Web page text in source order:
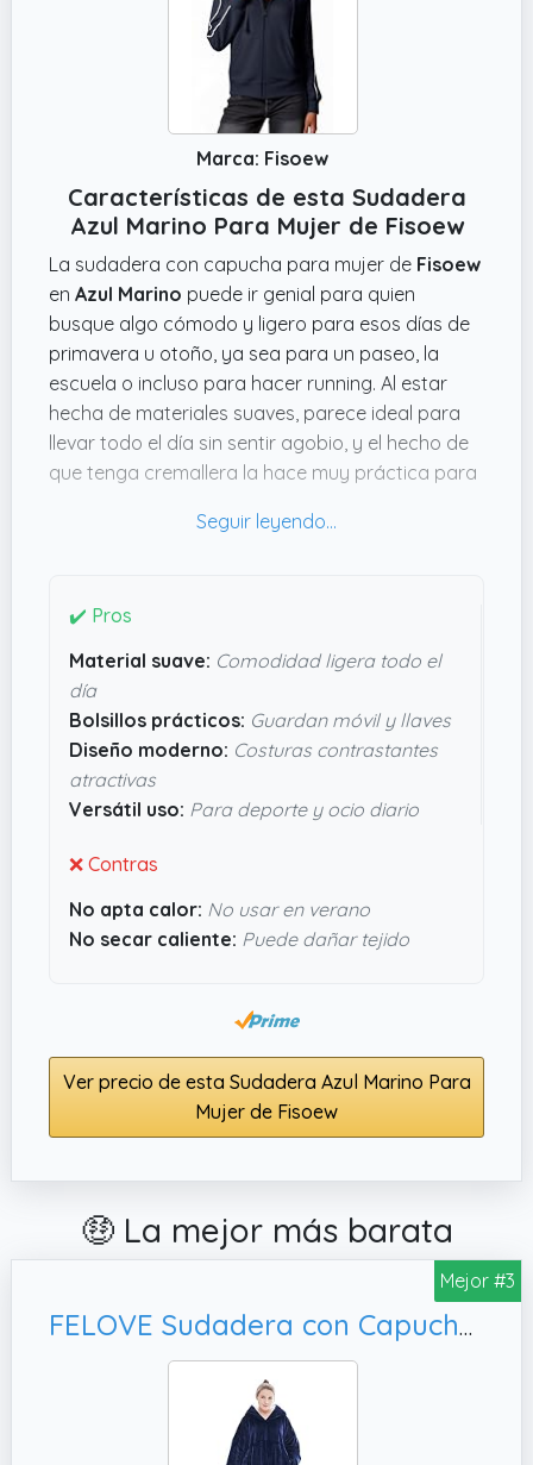
Marca: Fisoew
Características de esta Sudadera
Azul Marino Para Mujer de Fisoew
La sudadera con capucha para mujer de Fisoew
en Azul Marino puede ir genial para quien
busque algo cómodo y ligero para esos días de
primavera u otoño, ya sea para un paseo, la
escuela o incluso para hacer running. Al estar
hecha de materiales suaves, parece ideal para
llevar todo el día sin sentir agobio, y el hecho de
que tenga cremallera la hace muy práctica para
preocuparte, y el diseño con costuras
complicarse. Si buscas una sudadera que sirva
tanto para salir como para moverte con
comodidad, esta puede encajar muy bien. No es
para tirar cohetes, pero pinta útil y con un estilo
que no pasa desapercibido.
✔️ Pros
Material suave: Comodidad ligera todo el
día
Bolsillos prácticos: Guardan móvil y llaves
Diseño moderno: Costuras contrastantes
atractivas
Versátil uso: Para deporte y ocio diario
❌ Contras
No apta calor: No usar en verano
No secar caliente: Puede dañar tejido
Ver precio de esta Sudadera Azul Marino Para
Mujer de Fisoew
🤑 La mejor más barata
Mejor #3
FELOVE Sudadera con Capucha, Adolescentes.Azul Marino